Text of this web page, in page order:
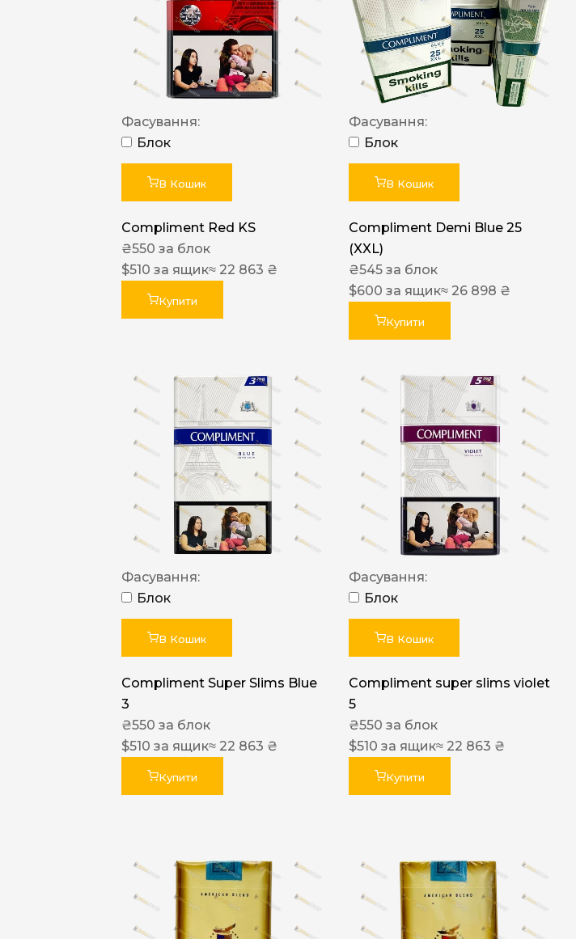
Фасування:
Блок
В Кошик
Compliment Red KS
₴550 за блок
$510 за ящик≈ 22 863 ₴
Купити
Фасування:
Блок
В Кошик
Compliment Demi Blue 25
(XXL)
₴545 за блок
$600 за ящик≈ 26 898 ₴
Купити
Фасування:
Блок
В Кошик
Compliment Super Slims Blue
3
₴550 за блок
$510 за ящик≈ 22 863 ₴
Купити
Фасування:
Блок
В Кошик
Compliment super slims violet
5
₴550 за блок
$510 за ящик≈ 22 863 ₴
Купити